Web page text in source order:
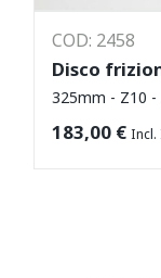
COD: 2458
Disco
325mm - Z10
183,00 € Incl.